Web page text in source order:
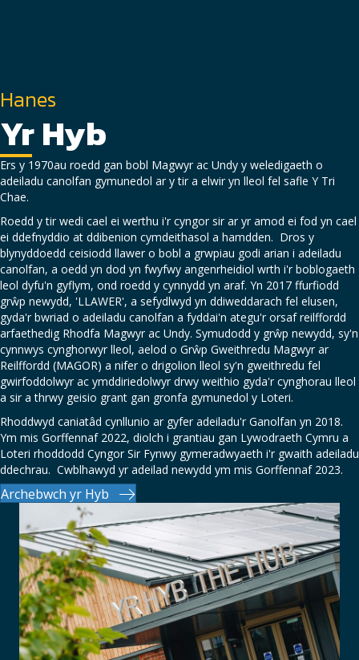
Hanes
Yr Hyb
Ers y 1970au roedd gan bobl Magwyr ac Undy y weledigaeth o
adeiladu canolfan gymunedol ar y tir a elwir yn lleol fel safle Y Tri
Chae.
Roedd y tir wedi cael ei werthu i'r cyngor sir ar yr amod ei fod yn cael
ei ddefnyddio at ddibenion cymdeithasol a hamdden. Dros y
blynyddoedd ceisiodd llawer o bobl a grwpiau godi arian i adeiladu
canolfan, a oedd yn dod yn fwyfwy angenrheidiol wrth i'r boblogaeth
leol dyfu'n gyflym, ond roedd y cynnydd yn araf. Yn 2017 ffurfiodd
grŵp newydd, 'LLAWER', a sefydlwyd yn ddiweddarach fel elusen,
gyda'r bwriad o adeiladu canolfan a fyddai'n ategu'r orsaf reilffordd
arfaethedig Rhodfa Magwyr ac Undy. Symudodd y grŵp newydd, sy'n
cynnwys cynghorwyr lleol, aelod o Grŵp Gweithredu Magwyr ar
Reilffordd (MAGOR) a nifer o drigolion lleol sy'n gweithredu fel
gwirfoddolwyr ac ymddiriedolwyr drwy weithio gyda'r cynghorau lleol
a sir a thrwy geisio grant gan gronfa gymunedol y Loteri.
Rhoddwyd caniatâd cynllunio ar gyfer adeiladu'r Ganolfan yn 2018.
Ym mis Gorffennaf 2022, diolch i grantiau gan Lywodraeth Cymru a
Loteri rhoddodd Cyngor Sir Fynwy gymeradwyaeth i'r gwaith adeiladu
ddechrau. Cwblhawyd yr adeilad newydd ym mis Gorffennaf 2023.
Archebwch yr Hyb